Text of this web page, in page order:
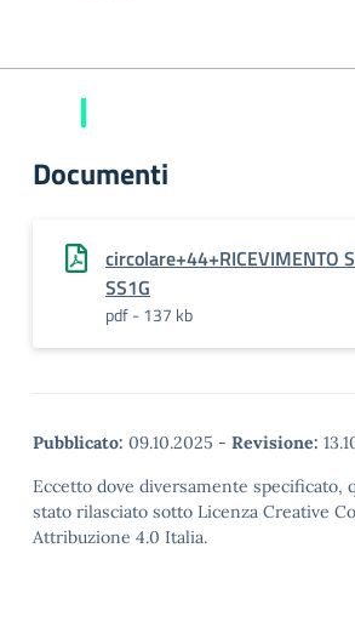
Documenti
circolare+44+RICEVIMENTO
SS1G
pdf - 137 kb
Pubblicato: 09.10.2025 - Revisione:
Eccetto dove diversamente specificato,
stato rilasciato sotto Licenza Creative
Attribuzione 4.0 Italia.